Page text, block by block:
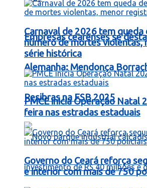
Empresas cearenses se
Alemanha: Mendonça
Resibras na FSB 2025
Carnaval de 2026 tem queda
número de mortes violentas,
série histórica
PMCE inicia Operação Natal
feira nas estradas estaduais
Governo do Ceará reforça
e interior com mais de 750